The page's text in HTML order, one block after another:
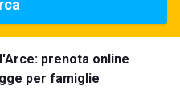
prenota online
per famiglie